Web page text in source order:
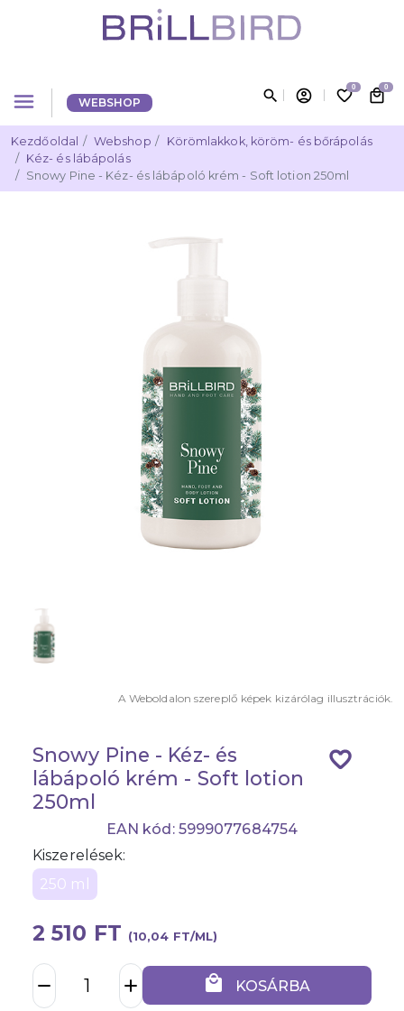
menu WEBSHOP search account_circle favorite_border0 local_mall0
Kezdőoldal Webshop
Körömlakkok, köröm- és bőrápolás
Kéz- és lábápolás
Snowy Pine - Kéz- és lábápoló krém - Soft lotion 250ml
A Weboldalon szereplő képek kizárólag illusztrációk.
favorite_border
Snowy Pine - Kéz- és
lábápoló krém - Soft lotion
250ml
EAN kód: 5999077684754
Kiszerelések:
250 ml
2 510 FT (10,04 FT/ML)
remove add local_mall KOSÁRBA